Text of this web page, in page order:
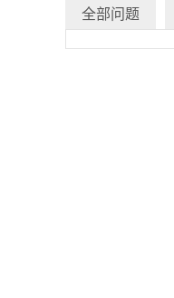
全部问题